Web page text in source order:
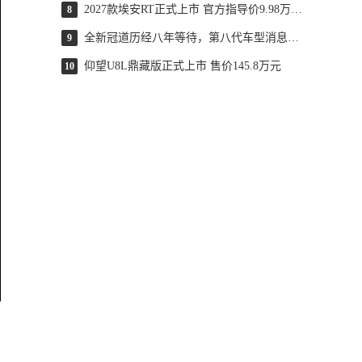
8 2027款埃安RT正式上市 官方指导价9.98万元起
9 全新冠道历经八年等待，第八代车型消息浮出水面，轴距扩展至 2920 毫米，搭载 2.0T 引擎匹配 10AT 变速箱，这款车型是否依然值得关注？
10 仰望U8L鼎藏版正式上市 售价145.8万元